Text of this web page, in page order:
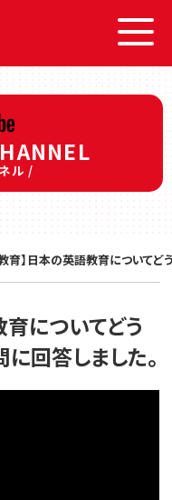
ル /
育】日本の英語教育についてど
育についてどう
回答しました。